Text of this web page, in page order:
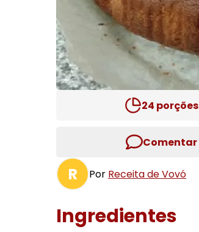
24 porções
Comentar
R Por Receita de Vovó
Ingredientes